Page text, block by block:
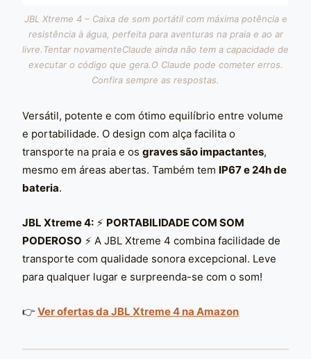
JBL Xtreme 4 – Caixa de som portátil com máxima potência e
resistência à água, perfeita para aventuras na praia e ao ar
livre.Tentar novamenteClaude ainda não tem a capacidade de
executar o código que gera.O Claude pode cometer erros.
Confira sempre as respostas.
Versátil, potente e com ótimo equilíbrio entre volume
e portabilidade. O design com alça facilita o
transporte na praia e os graves são impactantes,
mesmo em áreas abertas. Também tem IP67 e 24h de
bateria.
JBL Xtreme 4: ⚡ PORTABILIDADE COM SOM
PODEROSO ⚡ A JBL Xtreme 4 combina facilidade de
transporte com qualidade sonora excepcional. Leve
para qualquer lugar e surpreenda-se com o som!
👉 Ver ofertas da JBL Xtreme 4 na Amazon